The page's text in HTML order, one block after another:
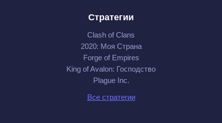
Стратегии
Clash of Clans
2020: Моя Cтрана
Forge of Empires
King of Avalon: Господство
Plague Inc.
Все стратегии